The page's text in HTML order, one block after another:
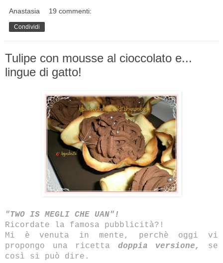
Anastasia 19 commenti:
Condividi
Tulipe con mousse al cioccolato e...
lingue di gatto!
"TWO IS MEGLI CHE UAN"!
Ricordate la famosa pubblicità?!
Mi è venuta in mente, perchè oggi vi
propongo una ricetta doppia versione,
se
così si può dire.